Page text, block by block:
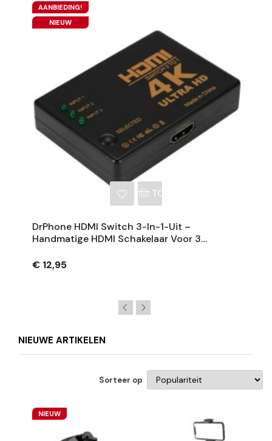
AANBIEDING!
NIEUW
TOEVOEGEN AAN
DrPhone HDMI Switch 3-In-1-Uit –
Handmatige HDMI Schakelaar Voor 3
€ 12,95
NIEUWE ARTIKELEN
Sorteer op
NIEUW